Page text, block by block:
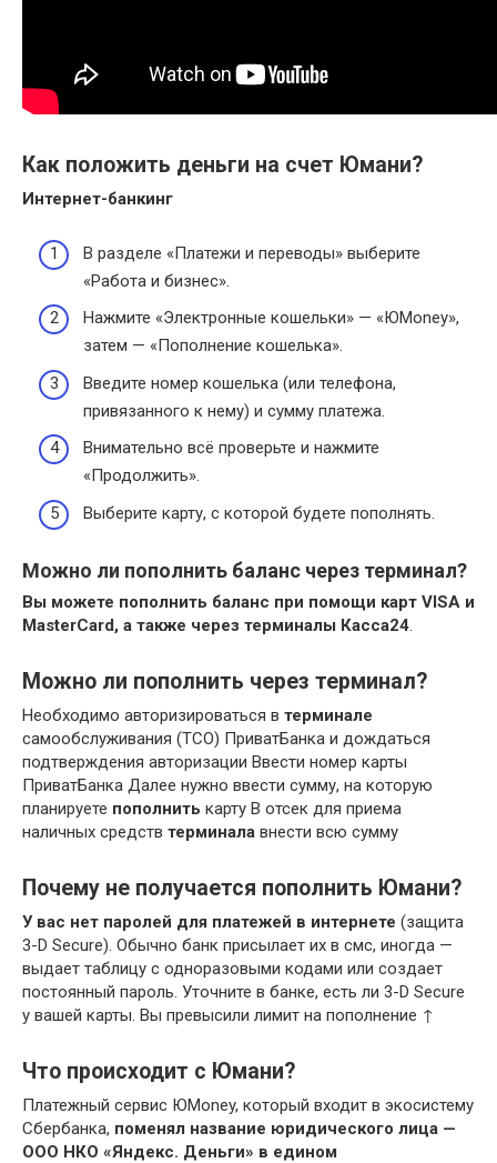
Как положить деньги на счет Юмани?
Интернет-банкинг
В разделе «Платежи и переводы» выберите
«Работа и бизнес».
Нажмите «Электронные кошельки» — «ЮMoney»,
затем — «Пополнение кошелька».
Введите номер кошелька (или телефона,
привязанного к нему) и сумму платежа.
Внимательно всё проверьте и нажмите
«Продолжить».
Выберите карту, с которой будете пополнять.
Можно ли пополнить баланс через терминал?
Вы можете пополнить баланс при помощи карт VISA и
MasterCard, а также через терминалы Касса24.
Можно ли пополнить через терминал?
Необходимо авторизироваться в терминале
самообслуживания (ТСО) ПриватБанка и дождаться
подтверждения авторизации Ввести номер карты
ПриватБанка Далее нужно ввести сумму, на которую
планируете пополнить карту В отсек для приема
наличных средств терминала внести всю сумму
Почему не получается пополнить Юмани?
У вас нет паролей для платежей в интернете (защита
3-D Secure). Обычно банк присылает их в смс, иногда —
выдает таблицу с одноразовыми кодами или создает
постоянный пароль. Уточните в банке, есть ли 3-D Secure
у вашей карты. Вы превысили лимит на пополнение ↑
Что происходит с Юмани?
Платежный сервис ЮMoney, который входит в экосистему
Сбербанка, поменял название юридического лица —
ООО НКО «Яндекс. Деньги» в едином